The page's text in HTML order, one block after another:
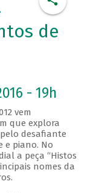
de
- 19h
vem
que explora
desafiante
e piano. No
a peça “Histos
nomes da